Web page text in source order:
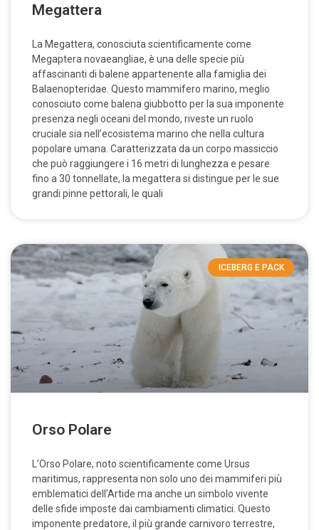
Megattera
La Megattera, conosciuta scientificamente come
Megaptera novaeangliae, è una delle specie più
affascinanti di balene appartenente alla famiglia dei
Balaenopteridae. Questo mammifero marino, meglio
conosciuto come balena giubbotto per la sua imponente
presenza negli oceani del mondo, riveste un ruolo
cruciale sia nell’ecosistema marino che nella cultura
popolare umana. Caratterizzata da un corpo massiccio
che può raggiungere i 16 metri di lunghezza e pesare
fino a 30 tonnellate, la megattera si distingue per le sue
grandi pinne pettorali, le quali
ICEBERG E PACK
Orso Polare
L’Orso Polare, noto scientificamente come Ursus
maritimus, rappresenta non solo uno dei mammiferi più
emblematici dell’Artide ma anche un simbolo vivente
delle sfide imposte dai cambiamenti climatici. Questo
imponente predatore, il più grande carnivoro terrestre,